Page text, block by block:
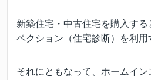
新築住宅・中古住宅を購入す
ペクション（住宅診断）を利用
それにともなって、ホームイ